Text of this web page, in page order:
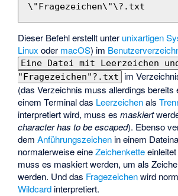
Dieser Befehl erstellt unter unixartigen
Linux oder macOS) im
Eine Datei mit Leerzeichen
"Fragezeichen"?.txt
im
(das Verzeichnis muss allerdings bereits
einem Terminal das Leerzeichenals
interpretiert wird, muss esmaskiert
character has to be escaped). Ebenso
demAnführungszeichen in einem
normalerweise eineZeichenkette
muss es maskiert werden, um als
werden. Und das Fragezeichenwird
Wildcard interpretiert.